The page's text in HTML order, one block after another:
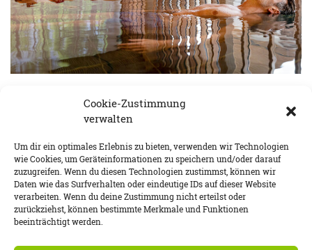
Cookie-Zustimmung
verwalten
Um dir ein optimales Erlebnis zu bieten, verwenden wir Technologien
wie Cookies, um Geräteinformationen zu speichern und/oder darauf
zuzugreifen. Wenn du diesen Technologien zustimmst, können wir
Daten wie das Surfverhalten oder eindeutige IDs auf dieser Website
verarbeiten. Wenn du deine Zustimmung nicht erteilst oder
zurückziehst, können bestimmte Merkmale und Funktionen
beeinträchtigt werden.
LEBENSQUALITÄT PUR!
27. MÄRZ 2024
2 MINS READ 0 SHARES
FEATURED POSTS